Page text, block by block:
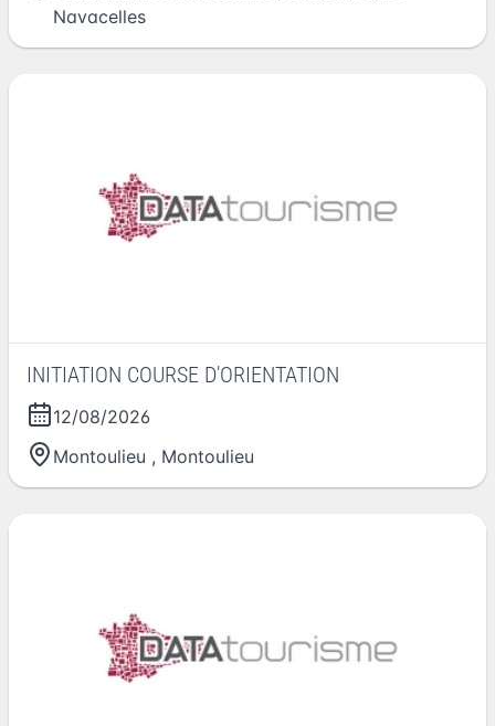
Navacelles
INITIATION COURSE D'ORIENTATION
12/08/2026
Montoulieu , Montoulieu